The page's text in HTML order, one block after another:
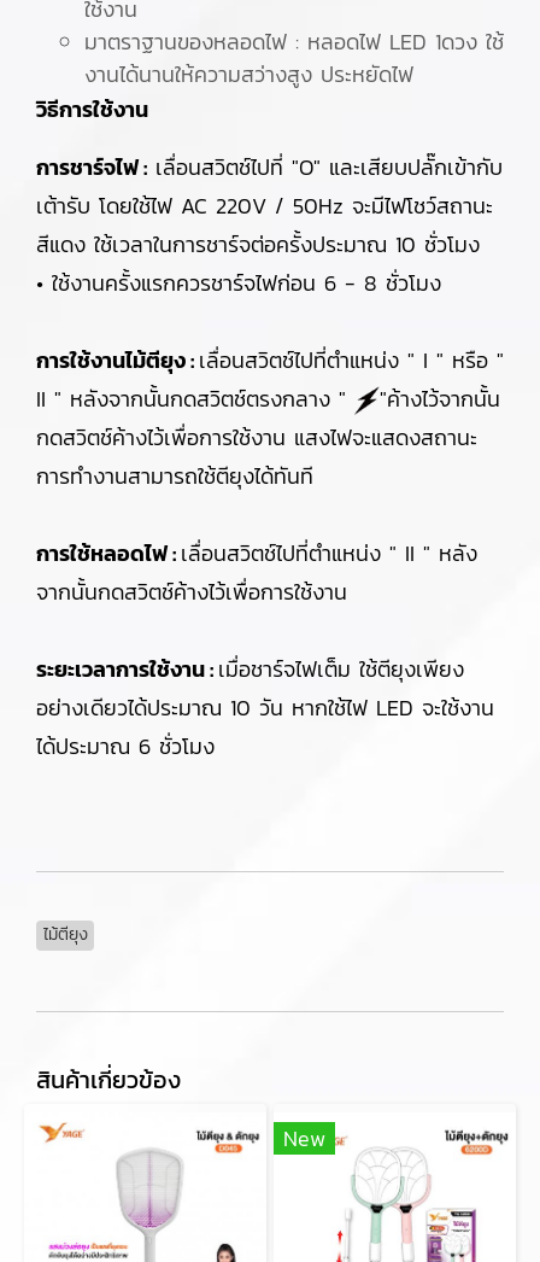
ใช้งาน
มาตราฐานของหลอดไฟ : หลอดไฟ LED 1ดวง ใช้
งานได้นานให้ความสว่างสูง ประหยัดไฟ
วิธีการใช้งาน
การชาร์จไฟ : เลื่อนสวิตช์ไปที่ "O" และเสียบปลั๊กเข้ากับ
เต้ารับ โดยใช้ไฟ AC 220V / 50Hz จะมีไฟโชว์สถานะ
สีแดง ใช้เวลาในการชาร์จต่อครั้งประมาณ 10 ชั่วโมง
• ใช้งานครั้งแรกควรชาร์จไฟก่อน 6 - 8 ชั่วโมง
การใช้งานไม้ตียุง :เลื่อนสวิตช์ไปที่ตำแหน่ง " I " หรือ "
II " หลังจากนั้นกดสวิตช์ตรงกลาง "
"ค้างไว้จากนั้น
กดสวิตช์ค้างไว้เพื่อการใช้งาน แสงไฟจะแสดงสถานะ
การทำงานสามารถใช้ตียุงได้ทันที
การใช้หลอดไฟ :เลื่อนสวิตช์ไปที่ตำแหน่ง " II " หลัง
จากนั้นกดสวิตช์ค้างไว้เพื่อการใช้งาน
ระยะเวลาการใช้งาน :เมื่อชาร์จไฟเต็ม ใช้ตียุงเพียง
อย่างเดียวได้ประมาณ 10 วัน หากใช้ไฟ LED จะใช้งาน
ได้ประมาณ 6 ชั่วโมง
ไม้ตียุง
สินค้าเกี่ยวข้อง
New